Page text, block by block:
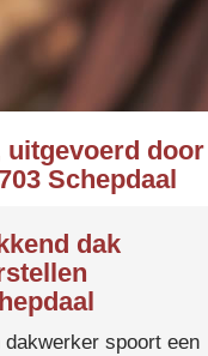
uitgevoerd door
Schepdaal
dak
dakwerker spoort een